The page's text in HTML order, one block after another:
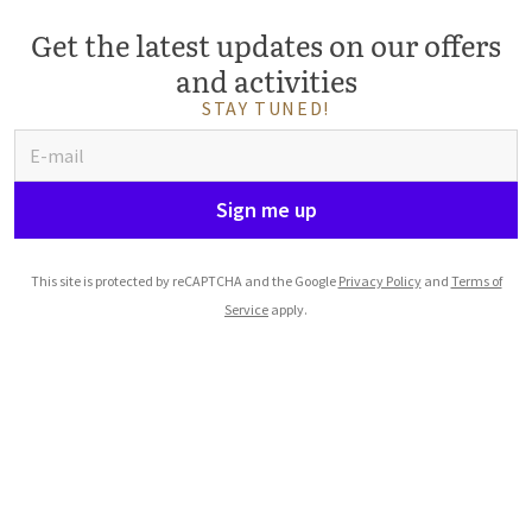
Get the latest updates on our offers
and activities
STAY TUNED!
Sign me up
This site is protected by reCAPTCHA and the Google Privacy Policyand Terms of
Service apply.